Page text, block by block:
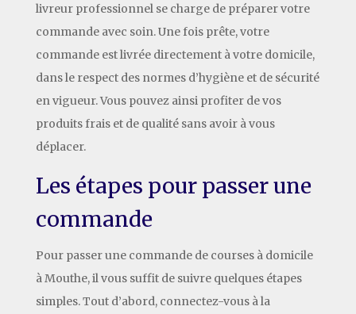
livreur professionnel se charge de préparer votre
commande avec soin. Une fois prête, votre
commande est livrée directement à votre domicile,
dans le respect des normes d’hygiène et de sécurité
en vigueur. Vous pouvez ainsi profiter de vos
produits frais et de qualité sans avoir à vous
déplacer.
Les étapes pour passer une
commande
Pour passer une commande de courses à domicile
à Mouthe, il vous suffit de suivre quelques étapes
simples. Tout d’abord, connectez-vous à la